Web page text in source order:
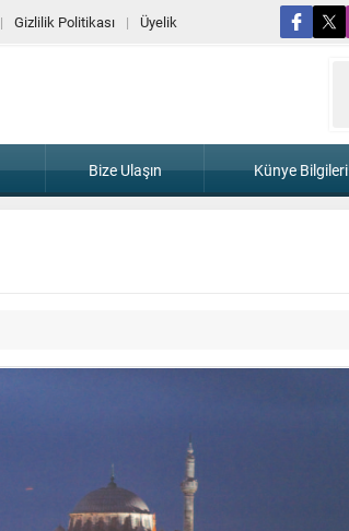
Gizlilik Politikası Üyelik
Bize Ulaşın Künye Bilgileri